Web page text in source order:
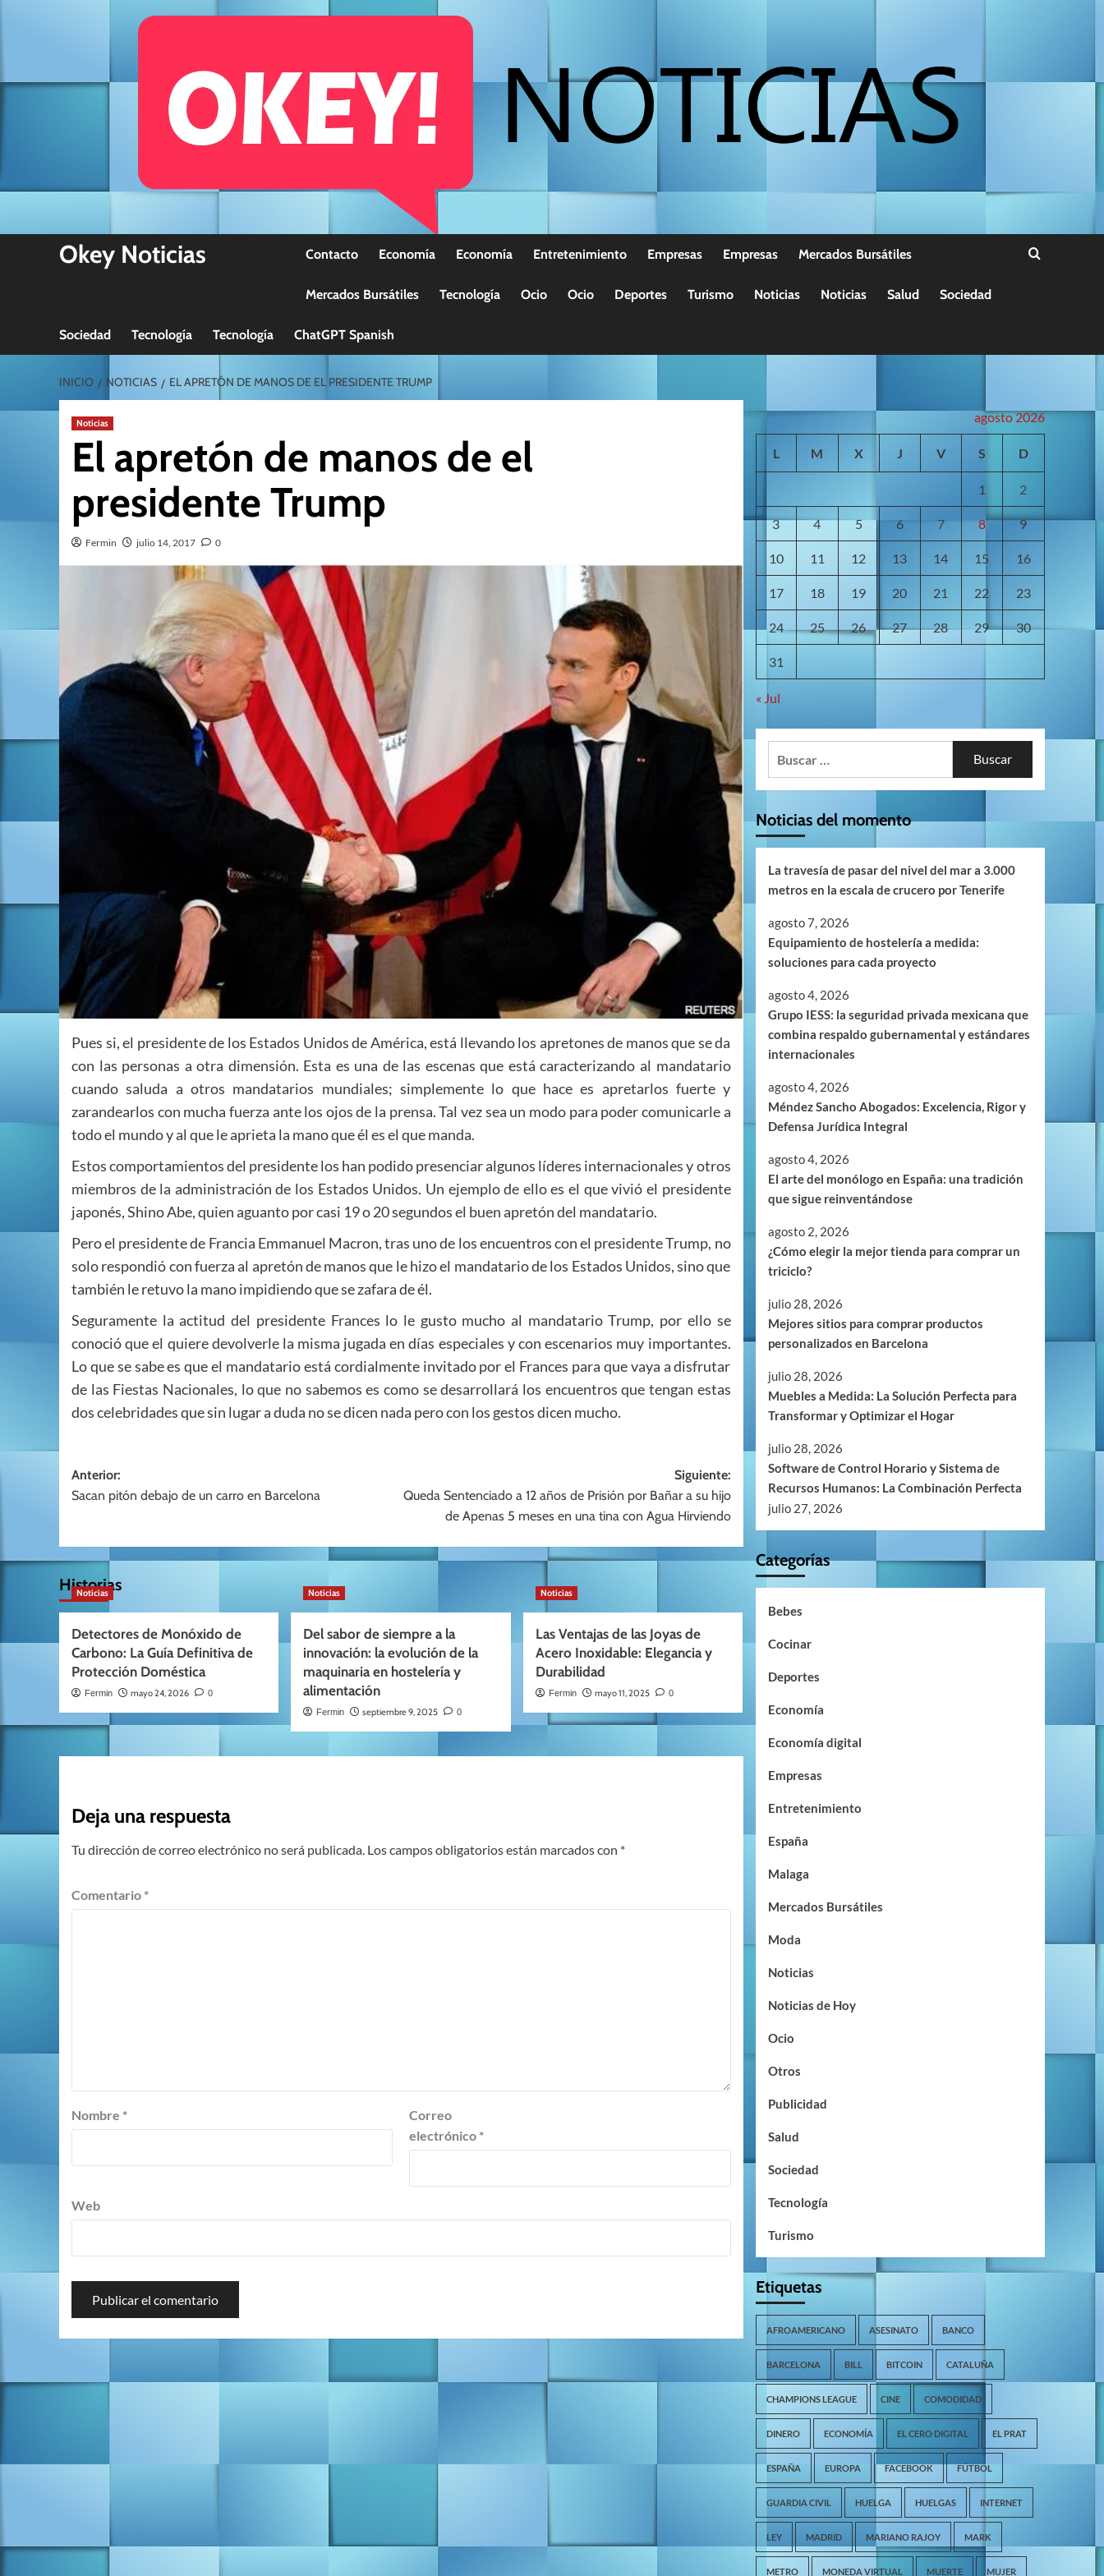
Okey Noticias Contacto Economía Economía Entretenimiento Empresas Empresas Mercados Bursátiles
Mercados Bursátiles Tecnología Ocio Ocio Deportes Turismo Noticias Noticias Salud Sociedad
Sociedad Tecnología Tecnología ChatGPT Spanish
INICIO NOTICIAS EL APRETÓN DE MANOS DE EL PRESIDENTE TRUMP
Noticias
El apretón de manos de el
presidente Trump
Fermin julio 14, 2017 0
Pues si, el presidente de los Estados Unidos de América, está llevando los apretones de manos que se da
con las personas a otra dimensión. Esta es una de las escenas que está caracterizando al mandatario
cuando saluda a otros mandatarios mundiales; simplemente lo que hace es apretarlos fuerte y
zarandearlos con mucha fuerza ante los ojos de la prensa. Tal vez sea un modo para poder comunicarle a
todo el mundo y al que le aprieta la mano que él es el que manda.
Estos comportamientos del presidente los han podido presenciar algunos líderes internacionales y otros
miembros de la administración de los Estados Unidos. Un ejemplo de ello es el que vivió el presidente
japonés, Shino Abe, quien aguanto por casi 19 o 20 segundos el buen apretón del mandatario.
Pero el presidente de Francia Emmanuel Macron, tras uno de los encuentros con el presidente Trump, no
solo respondió con fuerza al apretón de manos que le hizo el mandatario de los Estados Unidos, sino que
también le retuvo la mano impidiendo que se zafara de él.
Seguramente la actitud del presidente Frances lo le gusto mucho al mandatario Trump, por ello se
conoció que el quiere devolverle la misma jugada en días especiales y con escenarios muy importantes.
Lo que se sabe es que el mandatario está cordialmente invitado por el Frances para que vaya a disfrutar
de las Fiestas Nacionales, lo que no sabemos es como se desarrollará los encuentros que tengan estas
dos celebridades que sin lugar a duda no se dicen nada pero con los gestos dicen mucho.
Navegación
de
Anterior:
Sacan pitón debajo de un carro en Barcelona
Siguiente:
Queda Sentenciado a 12 años de Prisión por Bañar a su hijo
de Apenas 5 meses en una tina con Agua Hirviendo
Historias
Noticias
Detectores de Monóxido de
Carbono: La Guía Definitiva de
Protección Doméstica
Fermin mayo 24, 2026 0
Noticias
Del sabor de siempre a la
innovación: la evolución de la
maquinaria en hostelería y
alimentación
Fermin septiembre 9, 2025 0
Noticias
Las Ventajas de las Joyas de
Acero Inoxidable: Elegancia y
Durabilidad
Fermin mayo 11, 2025 0
Deja una respuesta
Tu dirección de correo electrónico no será publicada. Los campos obligatorios están marcados con *
Comentario *
Nombre *
Correo
electrónico *
Web
agosto 2026
L M X J V S D
1 2
3 4 5 6 7 8 9
10 11 12 13 14 15 16
17 18 19 20 21 22 23
24 25 26 27 28 29 30
31
« Jul
Noticias del momento
La travesía de pasar del nivel del mar a 3.000
metros en la escala de crucero por Tenerife
agosto 7, 2026
Equipamiento de hostelería a medida:
soluciones para cada proyecto
agosto 4, 2026
Grupo IESS: la seguridad privada mexicana que
combina respaldo gubernamental y estándares
internacionales
agosto 4, 2026
Méndez Sancho Abogados: Excelencia, Rigor y
Defensa Jurídica Integral
agosto 4, 2026
El arte del monólogo en España: una tradición
que sigue reinventándose
agosto 2, 2026
¿Cómo elegir la mejor tienda para comprar un
triciclo?
julio 28, 2026
Mejores sitios para comprar productos
personalizados en Barcelona
julio 28, 2026
Muebles a Medida: La Solución Perfecta para
Transformar y Optimizar el Hogar
julio 28, 2026
Software de Control Horario y Sistema de
Recursos Humanos: La Combinación Perfecta
julio 27, 2026
Categorías
Bebes
Cocinar
Deportes
Economía
Economía digital
Empresas
Entretenimiento
España
Malaga
Mercados Bursátiles
Moda
Noticias
Noticias de Hoy
Ocio
Otros
Publicidad
Salud
Sociedad
Tecnología
Turismo
Etiquetas
AFROAMERICANO ASESINATO BANCO
BARCELONA BILL BITCOIN CATALUÑA
CHAMPIONS LEAGUE CINE COMODIDAD
DINERO ECONOMÍA EL CERO DIGITAL EL PRAT
ESPAÑA EUROPA FACEBOOK FÚTBOL
GUARDIA CIVIL HUELGA HUELGAS INTERNET
LEY MADRID MARIANO RAJOY MARK
METRO MONEDA VIRTUAL MUERTE MUJER